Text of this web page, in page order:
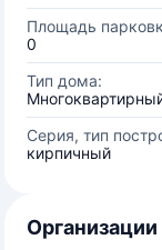
Площадь
0
Тип дома:
Серия, тип
кирпичный